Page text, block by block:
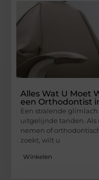
Alles Wat U Moet
een Orthodontist
Een stralende
uitgelijnde tanden. Als
nemen of
zoekt, wilt u
Winkelen